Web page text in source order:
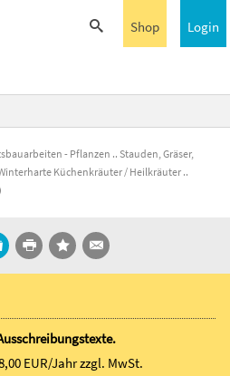
Login
Shop
- Pflanzen
Stauden, Gräser,
Küchenkräuter / Heilkräuter
EUR/Jahrzzgl. MwSt.